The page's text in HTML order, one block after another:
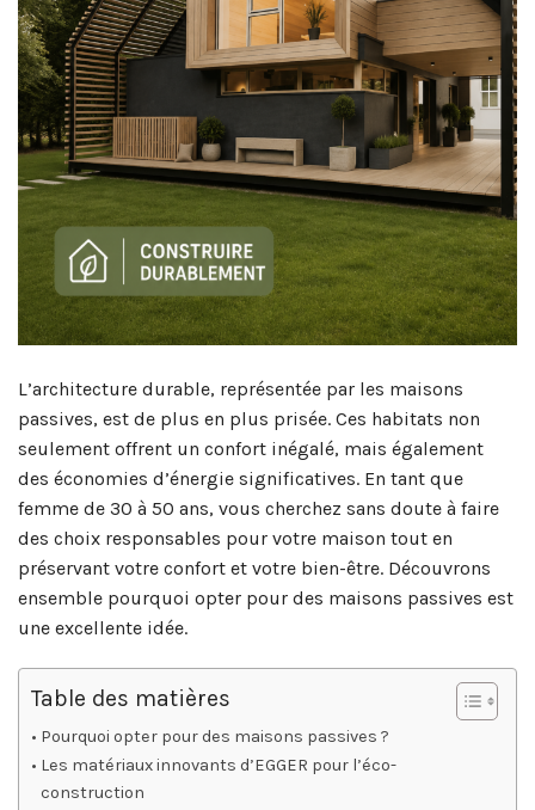
L’architecture durable, représentée par les maisons
passives, est de plus en plus prisée. Ces habitats non
seulement offrent un confort inégalé, mais également
des économies d’énergie significatives. En tant que
femme de 30 à 50 ans, vous cherchez sans doute à faire
des choix responsables pour votre maison tout en
préservant votre confort et votre bien-être. Découvrons
ensemble pourquoi opter pour des maisons passives est
une excellente idée.
Table des matières
Pourquoi opter pour des maisons passives ?
Les matériaux innovants d’EGGER pour l’éco-
construction